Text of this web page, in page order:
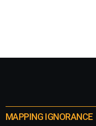
MAPPING IGNORANCE